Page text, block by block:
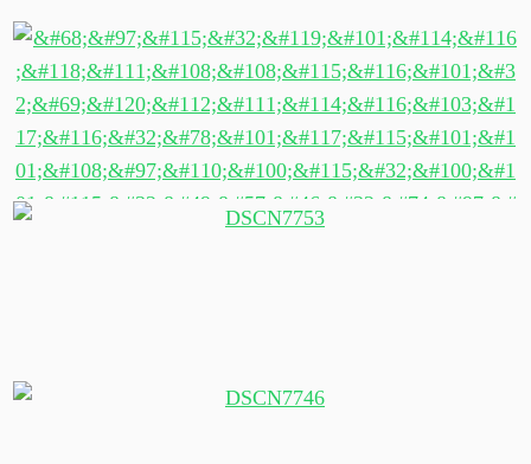
Teebaum-Wald von oben
Das wertvollste Exportgut Neuseelands des 19.
"Die vier Schwestern"